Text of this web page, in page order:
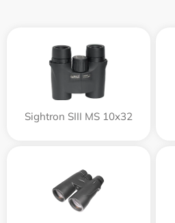
Sightron SIII MS 10x32